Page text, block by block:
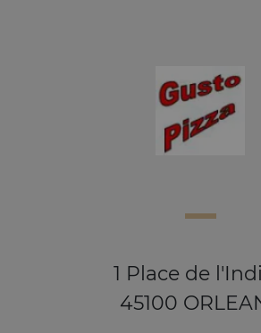
1 Place de
45100